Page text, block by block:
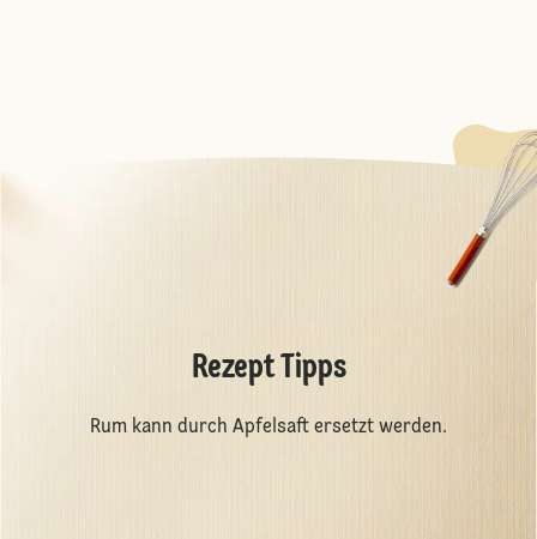
Rezept Tipps
Rum kann durch Apfelsaft ersetzt werden.